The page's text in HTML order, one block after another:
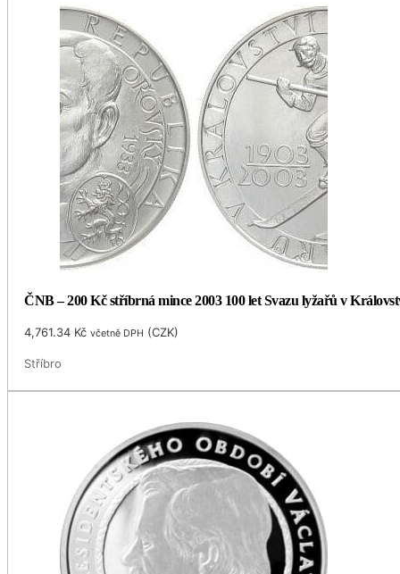
ČNB – 200 Kč stříbrná mince 2003 100 let Svazu lyžařů v
4,761.34 Kč včetně DPH (CZK)
Stříbro